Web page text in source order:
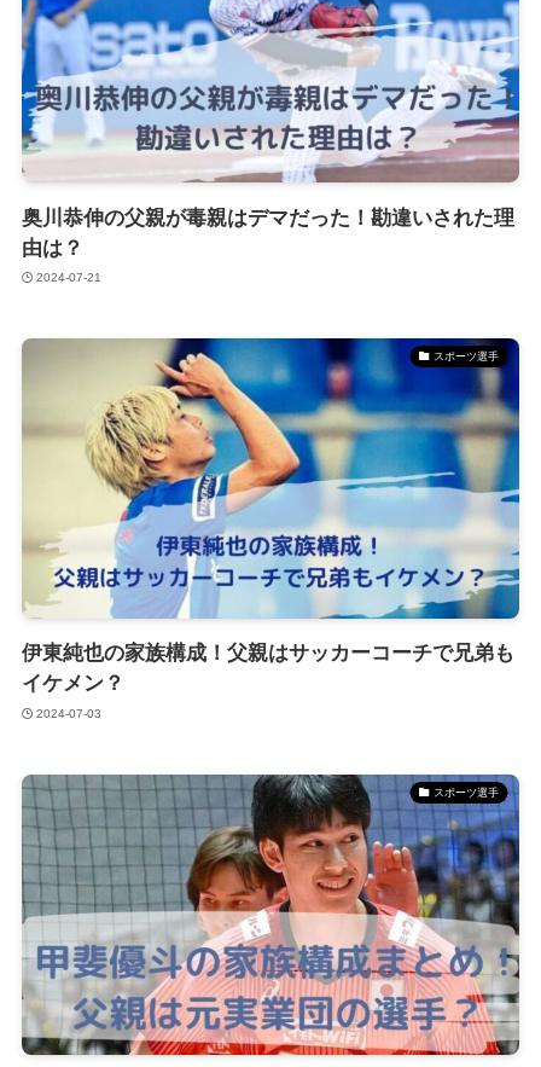
奥川恭伸の父親が毒親はデマだった！勘違いされた理
由は？
2024-07-21
スポーツ選手
伊東純也の家族構成！父親はサッカーコーチで兄弟も
イケメン？
2024-07-03
スポーツ選手